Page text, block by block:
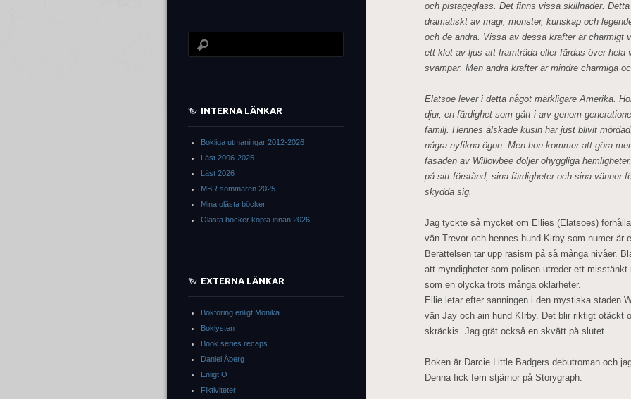
och pistageglass. Det finns vissa skillnader.
dramatiskt av magi, monster, kunskap och
och de andra. Vissa av dessa krafter är charmigt
ett klot av ljus att framträda eller färdas över hela
svampar. Men andra krafter är mindre charmiga
Elatsoe lever i detta något märkligare Amerika.
djur, en färdighet som gått i arv genom
familj. Hennes älskade kusin har just blivit
några nyfikna ögon. Men hon kommer att göra
fasaden av Willowbee döljer ohyggliga
på sitt förstånd, sina färdigheter och sina vänner
skydda sig.
Jag tyckte så mycket om Ellies (Elatsoes)
vän Trevor och hennes hund Kirby som numer är
Berättelsen tar upp rasism på så många nivåer.
att myndigheter som polisen utreder ett
som en olycka trots många oklarheter.
Ellie letar efter sanningen i den mystiska staden
vän Jay och ain hund KIrby. Det blir riktigt otäckt
skräckis. Jag grät också en skvätt på slutet.
Boken är Darcie Little Badgers debutroman och
Denna fick fem stjärnor på Storygraph.
INTERNA LÄNKAR
Bokliga utmaningar 2012-2026
Läst 2006-2025
Läst 2026
MBR sommaren 2025
Mina olästa böcker
Olästa böcker köpta innan 2026
EXTERNA LÄNKAR
Bokföring enligt Monika
Boklysten
Book series recaps
Daniel Åberg
Enligt O
Fiktiviteter